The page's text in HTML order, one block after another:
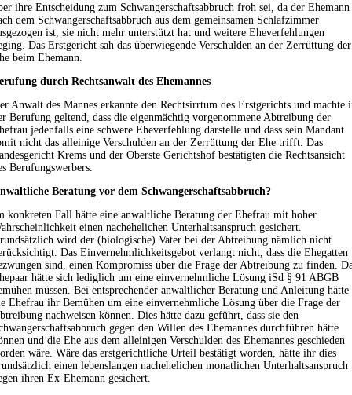
ihre Entscheidung zum Schwangerschaftsabbruch froh sei, da der Ehemann
dem Schwangerschaftsabbruch aus dem gemeinsamen Schlafzimmer
ist, sie nicht mehr unterstützt hat und weitere Eheverfehlungen
Das Erstgericht sah das überwiegende Verschulden an der Zerrüttung der
beim Ehemann.
durch Rechtsanwalt des Ehemannes
Anwalt des Mannes erkannte den Rechtsirrtum des Erstgerichts und machte
Berufung geltend, dass die eigenmächtig vorgenommene Abtreibung der
jedenfalls eine schwere Eheverfehlung darstelle und dass sein Mandant
nicht das alleinige Verschulden an der Zerrüttung der Ehe trifft. Das
Krems und der Oberste Gerichtshof bestätigten die Rechtsansicht
Berufungswerbers.
Beratung vor dem Schwangerschaftsabbruch?
konkreten Fall hätte eine anwaltliche Beratung der Ehefrau mit hoher
einen nachehelichen Unterhaltsanspruch gesichert.
wird der (biologische) Vater bei der Abtreibung nämlich nicht
Das Einvernehmlichkeitsgebot verlangt nicht, dass die Ehegatten
sind, einen Kompromiss über die Frage der Abtreibung zu finden.
hätte sich lediglich um eine einvernehmliche Lösung iSd § 91 ABGB
müssen. Bei entsprechender anwaltlicher Beratung und Anleitung hätte
Ehefrau ihr Bemühen um eine einvernehmliche Lösung über die Frage der
nachweisen können. Dies hätte dazu geführt, dass sie den
gegen den Willen des Ehemannes durchführen hätte
und die Ehe aus dem alleinigen Verschulden des Ehemannes geschieden
wäre. Wäre das erstgerichtliche Urteil bestätigt worden, hätte ihr dies
einen lebenslangen nachehelichen monatlichen Unterhaltsanspruch
ihren Ex-Ehemann gesichert.